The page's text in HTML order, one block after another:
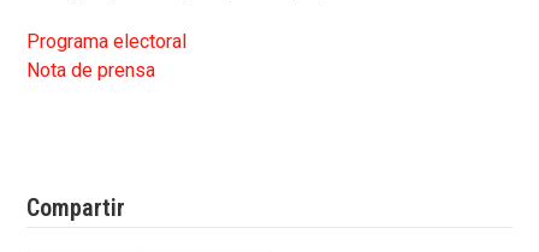
Programa electoral
Nota de prensa
Compartir